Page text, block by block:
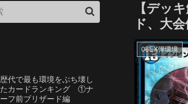
【デッ
ド、大
08EX弾環境
歴代で最も環境をぶち壊し
たカードランキング ①ナ
ーフ前ブリザード編